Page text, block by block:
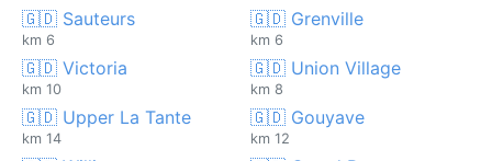
🇬🇩 Grenville
6 km
🇬🇩 Sauteurs
6 km
🇬🇩 Union Village
8 km
🇬🇩 Victoria
10 km
🇬🇩 Gouyave
12 km
🇬🇩 Upper La Tante
14 km